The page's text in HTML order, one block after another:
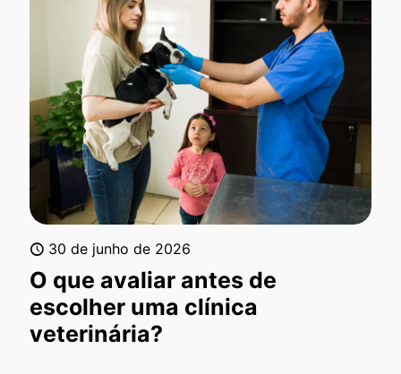
30 de junho de 2026
O que avaliar antes de
escolher uma clínica
veterinária?